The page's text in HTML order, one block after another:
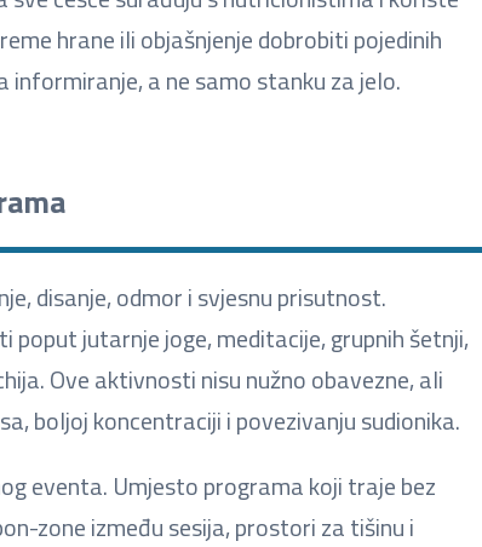
hrane ili objašnjenje dobrobiti pojedinih
a ne samo stanku za jelo.
disanje, odmor i svjesnu prisutnost.
jutarnje joge, meditacije, grupnih šetnji,
Ove aktivnosti nisu nužno obavezne, ali
boljoj koncentraciji i povezivanju sudionika.
eventa. Umjesto programa koji traje bez
zone između sesija, prostori za tišinu i